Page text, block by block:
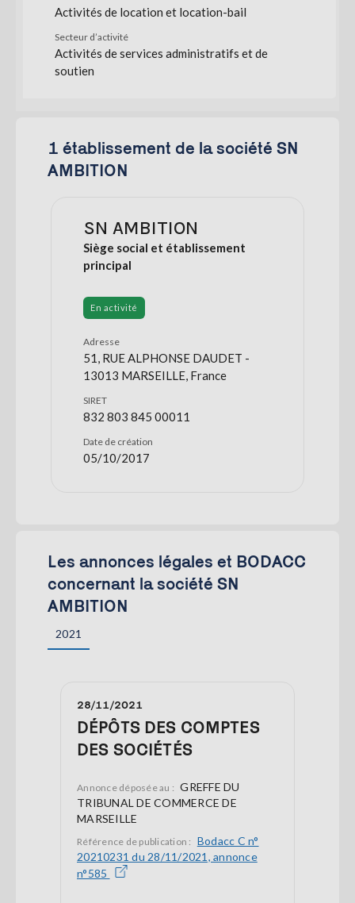
Activités de location et location-bail
Secteur d’activité
Activités de services administratifs et de
soutien
1 établissement de la société SN
AMBITION
SN AMBITION
Siège social et établissement
principal
En activité
Adresse
51, RUE ALPHONSE DAUDET -
13013 MARSEILLE, France
SIRET
832 803 845 00011
Date de création
05/10/2017
Les annonces légales et BODACC
concernant la société SN
AMBITION
2021
28/11/2021
DÉPÔTS DES COMPTES
DES SOCIÉTÉS
Annonce déposée au : GREFFE DU
TRIBUNAL DE COMMERCE DE
MARSEILLE
Référence de publication : Bodacc C n°
20210231 du 28/11/2021, annonce
n°585